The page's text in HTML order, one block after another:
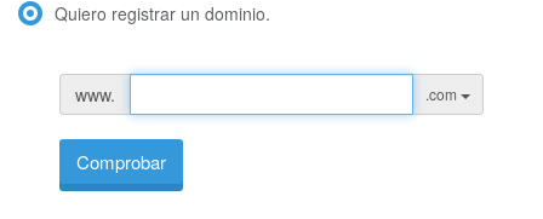
Quiero registrar un dominio.
www. .com
Comprobar